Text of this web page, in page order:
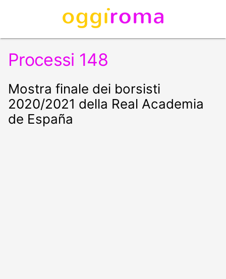
Processi 148
Mostra finale dei borsisti
2020/2021 della Real Academia
de España